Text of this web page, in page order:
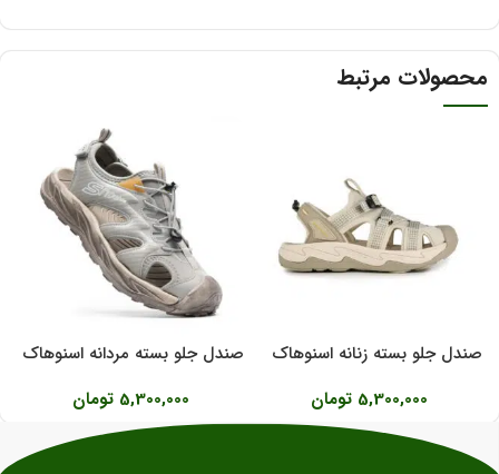
محصولات مرتبط
صندل جلو بسته زنانه اسنوهاک
5,300,000 تومان
صندل جلو بسته مردانه اسنوهاک
5,300,000 تومان